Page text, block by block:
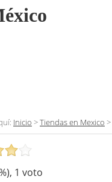
Inicio >Tiendas en Mexico >
1 voto